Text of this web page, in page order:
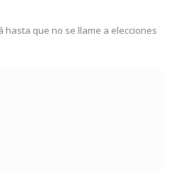
hasta que no se llame a elecciones